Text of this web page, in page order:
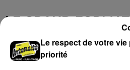
LE GRAND FORMAT
Le respect de votre
priorité